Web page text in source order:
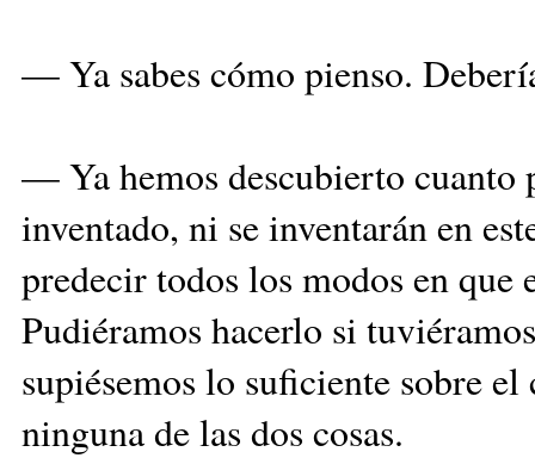
— Ya sabes cómo pienso.
— Ya hemos descubierto cuanto
inventado, ni se inventarán en
predecir todos los modos en que
Pudiéramos hacerlo si
supiésemos lo suficiente sobre
ninguna de las dos cosas.